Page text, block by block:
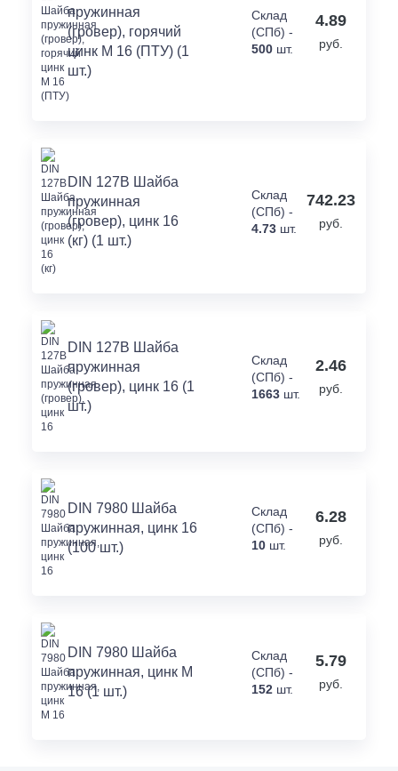
пружинная
(гровер), горячий
цинк M 16 (ПТУ) (1
шт.)
Склад
(СПб) -
500 шт.
4.89
руб.
DIN 127B Шайба
пружинная
(гровер), цинк 16
(кг) (1 шт.)
Склад
(СПб) -
4.73 шт.
742.23
руб.
DIN 127В Шайба
пружинная
(гровер), цинк 16 (1
шт.)
Склад
(СПб) -
1663 шт.
2.46
руб.
DIN 7980 Шайба
пружинная, цинк 16
(100 шт.)
Склад
(СПб) -
10 шт.
6.28
руб.
DIN 7980 Шайба
пружинная, цинк M
16 (1 шт.)
Склад
(СПб) -
152 шт.
5.79
руб.